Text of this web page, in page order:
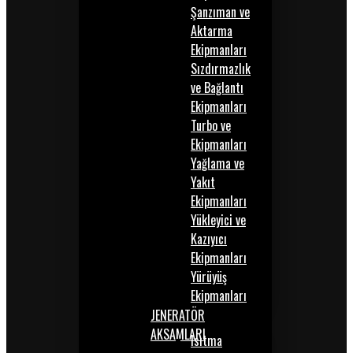
Şanzıman ve
Aktarma
Ekipmanları
Sızdırmazlık
ve Bağlantı
Ekipmanları
Turbo ve
Ekipmanları
Yağlama ve
Yakıt
Ekipmanları
Yükleyici ve
Kazıyıcı
Ekipmanları
Yürüyüş
Ekipmanları
JENERATÖR
AKSAMLARIIsıtma